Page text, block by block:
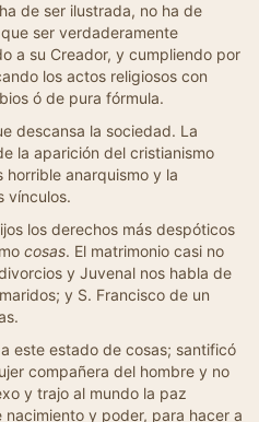
de ser ilustrada, no ha de
ser verdaderamente
a su Creador, y cumpliendo por
los actos religiosos con
ó de pura fórmula.
descansa la sociedad. La
la aparición del cristianismo
horrible anarquismo y la
vínculos.
los derechos más despóticos
cosas. El matrimonio casi no
y Juvenal nos habla de
y S. Francisco de un
este estado de cosas; santificó
compañera del hombre y no
y trajo al mundo la paz
y poder, para hacer a